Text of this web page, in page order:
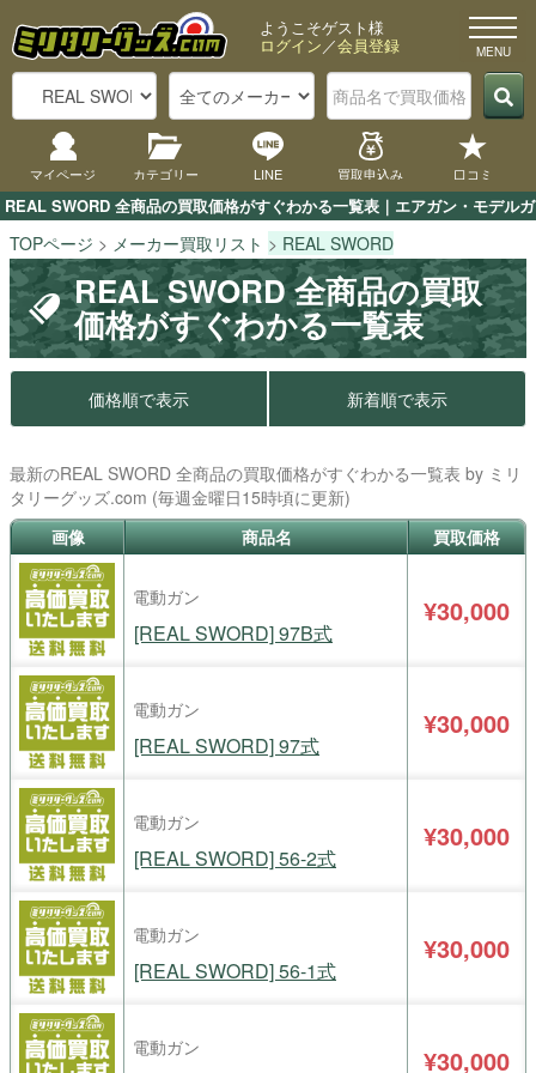
REAL SWORD 全商品の買取価格がすぐわかる一覧表｜エアガン・モデル
ようこそゲスト様
ログイン／会員登録
マイページ カテゴリー LINE 買取申込み 口コミ
TOPページ メーカー買取リスト REAL SWORD
REAL SWORD 全商品の買取
価格がすぐわかる一覧表
価格順で表示 新着順で表示
最新のREAL SWORD 全商品の買取価格がすぐわかる一覧表 by ミリ
タリーグッズ.com (毎週金曜日15時頃に更新)
画像
商品名 買取価格
電動ガン
[REAL SWORD] 97B式
¥30,000
電動ガン
[REAL SWORD] 97式
¥30,000
電動ガン
[REAL SWORD] 56-2式
¥30,000
電動ガン
[REAL SWORD] 56-1式
¥30,000
電動ガン ¥30,000